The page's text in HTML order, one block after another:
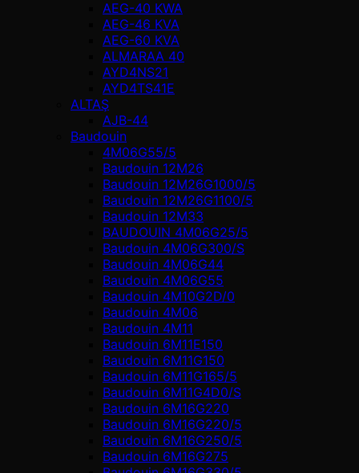
AEG-40 KWA
AEG-46 KVA
AEG-60 KVA
ALMARAA 40
AYD4NS21
AYD4TS41E
ALTAŞ
AJB-44
Baudouin
4M06G55/5
Baudouin 12M26
Baudouin 12M26G1000/5
Baudouin 12M26G1100/5
Baudouin 12M33
BAUDOUIN 4M06G25/5
Baudouin 4M06G300/S
Baudouin 4M06G44
Baudouin 4M06G55
Baudouin 4M10G2D/0
Baudouin 4М06
Baudouin 4М11
Baudouin 6M11E150
Baudouin 6M11G150
Baudouin 6M11G165/5
Baudouin 6M11G4D0/S
Baudouin 6M16G220
Baudouin 6M16G220/5
Baudouin 6M16G250/5
Baudouin 6M16G275